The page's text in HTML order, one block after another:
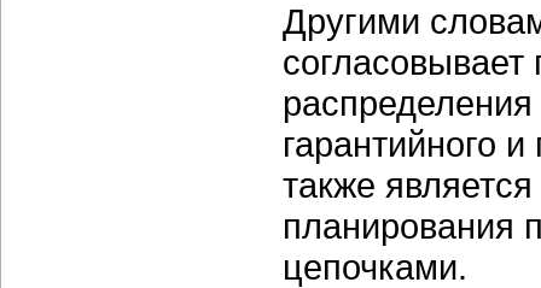
Другими
распределения
гарантийного
также
планирования
цепочками.